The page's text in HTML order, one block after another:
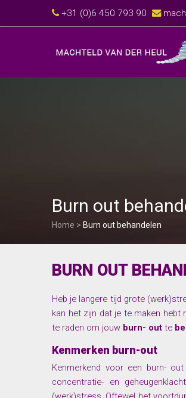
+31 (0)6 450 793 90
Burn out
Home > Burn out behandelen
BURN OUT
Heb je langere tijd grote
kan het zijn dat je te maken hebt
te raden om jouw burn- out te
Kenmerken burn-out
Kenmerkend voor een burn-
concentratie- en